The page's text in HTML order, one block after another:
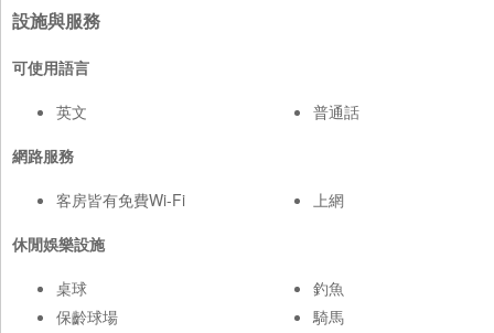
設施與服務
可使用語言
英文
普通話
網路服務
客房皆有免費Wi-Fi
上網
休閒娛樂設施
桌球
保齡球場
釣魚
騎馬